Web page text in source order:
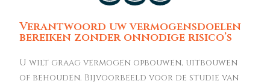
Verantwoord uw vermogensdoelen
bereiken zonder onnodige risico’s
U wilt graag vermogen opbouwen, uitbouwen
of behouden. Bijvoorbeeld voor de studie van